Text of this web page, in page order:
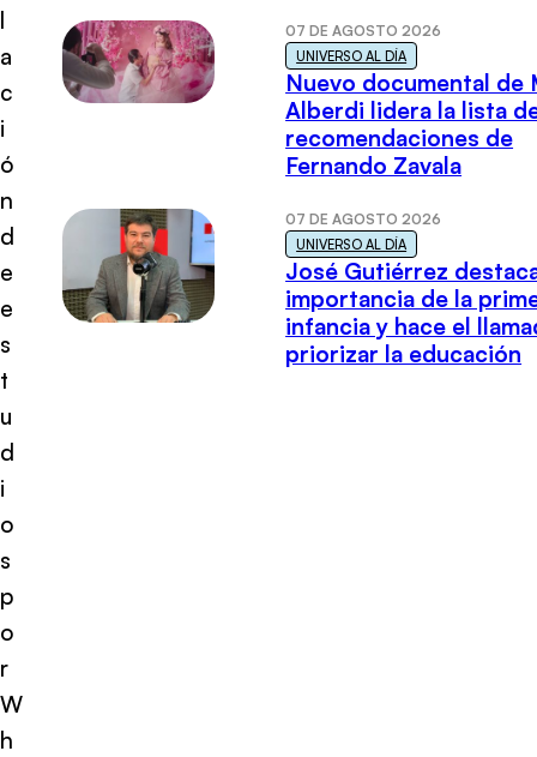
l
a
c
i
ó
n
d
e
e
s
t
u
d
i
o
s
p
o
r
W
h
07 DE AGOSTO 2026
UNIVERSO AL DÍA
Nuevo documental de
Alberdi lidera la lista
recomendaciones de
Fernando Zavala
07 DE AGOSTO 2026
UNIVERSO AL DÍA
José Gutiérrez
importancia de la
infancia y hace el
priorizar la educación